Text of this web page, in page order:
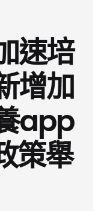
速培
增加
app
策舉